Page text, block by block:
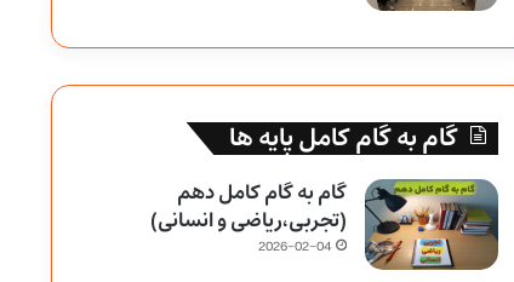
گام به گام کامل پایه ها
گام به گام کامل دهم
(تجربی،ریاضی و انسانی)
2026-02-04